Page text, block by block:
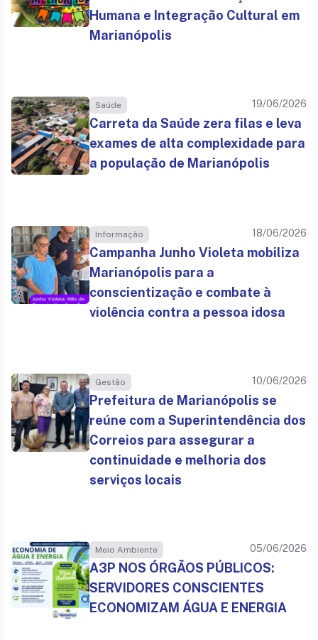
Humana e Integração Cultural em
Marianópolis
Saúde 19/06/2026
Carreta da Saúde zera filas e leva
exames de alta complexidade para
a população de Marianópolis
Informação 18/06/2026
Campanha Junho Violeta mobiliza
Marianópolis para a
conscientização e combate à
violência contra a pessoa idosa
Gestão 10/06/2026
Prefeitura de Marianópolis se
reúne com a Superintendência dos
Correios para assegurar a
continuidade e melhoria dos
serviços locais
Meio Ambiente 05/06/2026
A3P NOS ÓRGÃOS PÚBLICOS:
SERVIDORES CONSCIENTES
ECONOMIZAM ÁGUA E ENERGIA